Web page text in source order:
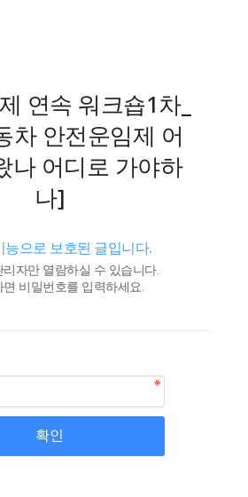
연속 워크숍1차_
차 안전운임제 어
나 어디로 가야하
나]
능으로 보호된 글입니다.
자만 열람하실 수 있습니다.
면 비밀번호를 입력하세요.